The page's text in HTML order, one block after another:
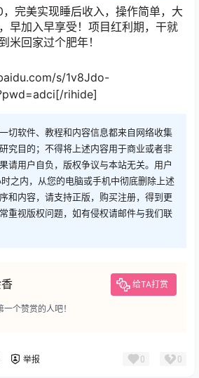
完美实现睡后收入，操作简单，大
早加入早享受！项目红利期，干就
米回家过个肥年！
s/1v8Jdo-
rihide]
切软件、教程和内容信息都来自网络收集
究目的；不得将上述内容用于商业或者非
请用户自负，版权争议与本站无关。用户
之内，从您的电脑或手机中彻底删除上述
和内容，请支持正版，购买注册，得到更
重视版权问题，如有侵权请邮件与我们联
给TA打赏
个赞赏的人吧！
举报 0 0